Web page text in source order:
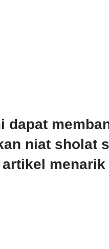
dapat
niat sholat
menarik